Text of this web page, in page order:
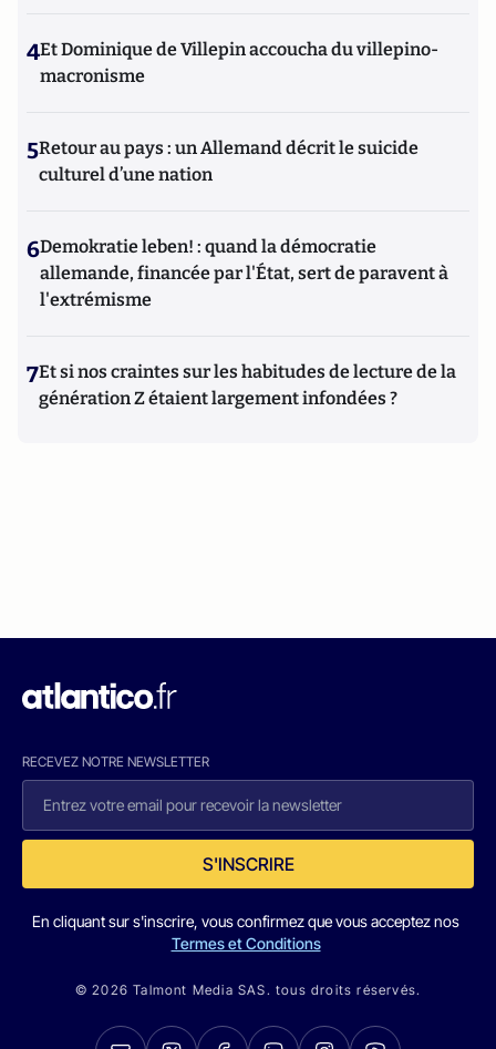
4Et Dominique de Villepin accoucha du villepino-
macronisme
5Retour au pays : un Allemand décrit le suicide
culturel d’une nation
6Demokratie leben! : quand la démocratie
allemande, financée par l'État, sert de paravent à
l'extrémisme
7Et si nos craintes sur les habitudes de lecture de la
génération Z étaient largement infondées ?
RECEVEZ NOTRE NEWSLETTER
S'INSCRIRE
En cliquant sur s'inscrire, vous confirmez que vous acceptez nos
Termes et Conditions
© 2026 Talmont Media SAS. tous droits réservés.